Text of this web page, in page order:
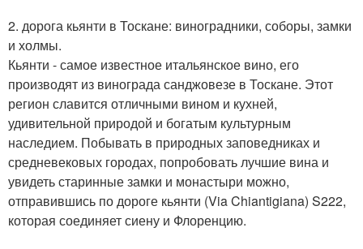
2. дорога кьянти в Тоскане: виноградники, соборы, замки
и холмы.
Кьянти - самое известное итальянское вино, его
производят из винограда санджовезе в Тоскане. Этот
регион славится отличными вином и кухней,
удивительной природой и богатым культурным
наследием. Побывать в природных заповедниках и
средневековых городах, попробовать лучшие вина и
увидеть старинные замки и монастыри можно,
отправившись по дороге кьянти (Via Chiantigiana) S222,
которая соединяет сиену и Флоренцию.